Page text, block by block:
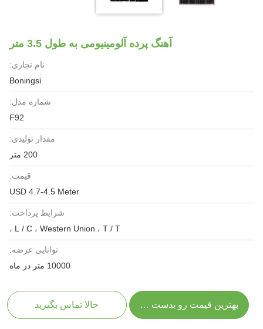
آهنگ پرده آلومینیومی به طول 3.5 متر
نام تجاری:
Boningsi
شماره مدل:
F92
مقدار تولیدی:
200 متر
قیمت:
USD 4.7-4.5 Meter
شرایط پرداخت:
L / C ، Western Union ، T / T ،
توانایی عرضه:
10000 متر در ماه
بهترین قیمت رو بدست بیار حالا تماس بگیرید